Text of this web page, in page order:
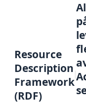
Resource
Description
Framework
(RDF)